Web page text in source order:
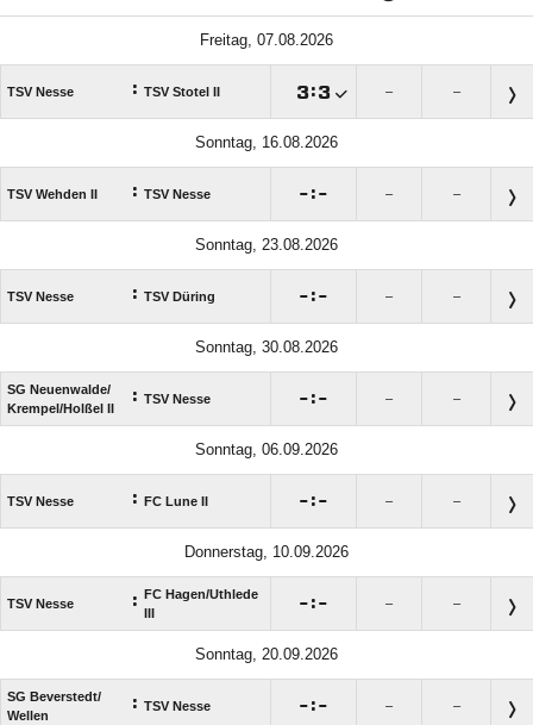
Freitag, 07.08.2026
TSV Nesse : TSV Stotel II : – –
Sonntag, 16.08.2026
TSV Wehden II : TSV Nesse : – –
Sonntag, 23.08.2026
TSV Nesse : TSV Düring : – –
Sonntag, 30.08.2026
SG Neuenwalde/​
Krempel/​Holßel II
: TSV Nesse : – –
Sonntag, 06.09.2026
TSV Nesse : FC Lune II : – –
Donnerstag, 10.09.2026
TSV Nesse :
FC Hagen/​Uthlede
: – –
Sonntag, 20.09.2026
SG Beverstedt/​
Wellen
: TSV Nesse : – –